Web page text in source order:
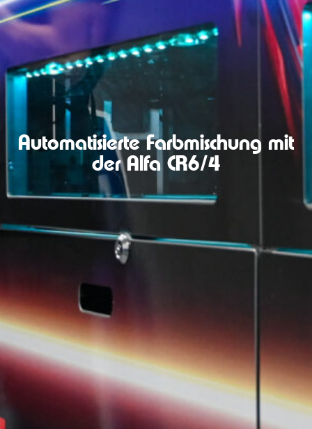
Automatisierte Farbmischung mit
der Alfa CR6/4